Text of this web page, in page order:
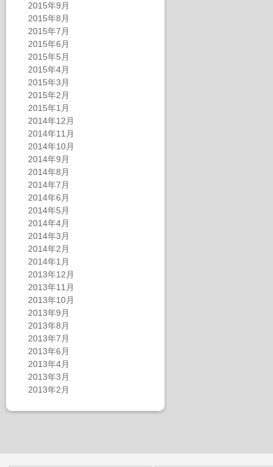
2015年9月
2015年8月
2015年7月
2015年6月
2015年5月
2015年4月
2015年3月
2015年2月
2015年1月
2014年12月
2014年11月
2014年10月
2014年9月
2014年8月
2014年7月
2014年6月
2014年5月
2014年4月
2014年3月
2014年2月
2014年1月
2013年12月
2013年11月
2013年10月
2013年9月
2013年8月
2013年7月
2013年6月
2013年4月
2013年3月
2013年2月